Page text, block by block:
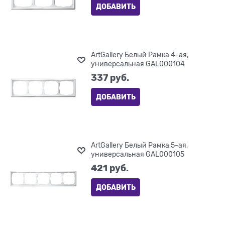
ДОБАВИТЬ
ArtGallery Белый Рамка 4-ая,
универсальная GAL000104
337 руб.
ДОБАВИТЬ
ArtGallery Белый Рамка 5-ая,
универсальная GAL000105
421 руб.
ДОБАВИТЬ